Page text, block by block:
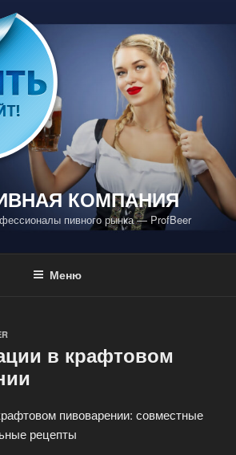
КОМПАНИЯ
пивного рынка — ProfBeer
Меню
в крафтовом
пивоварении: совместные
рецепты